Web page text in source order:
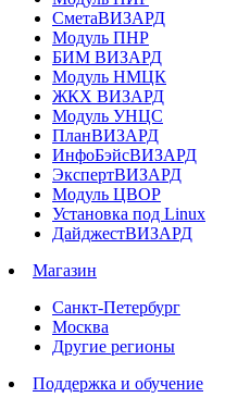
СметаВИЗАРД
Модуль ПНР
БИМ ВИЗАРД
Модуль НМЦК
ЖКХ ВИЗАРД
Модуль УНЦС
ПланВИЗАРД
ИнфоБэйсВИЗАРД
ЭкспертВИЗАРД
Модуль ЦВОР
Установка под Linux
ДайджестВИЗАРД
Магазин
Санкт-Петербург
Москва
Другие регионы
Поддержка и обучение